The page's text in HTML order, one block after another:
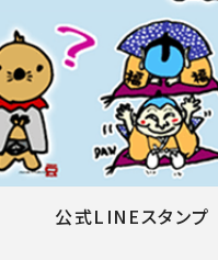
公式LINEスタンプ